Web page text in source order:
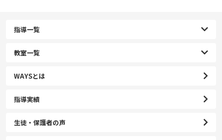
指導一覧
教室一覧
WAYSとは
指導実績
生徒・保護者の声